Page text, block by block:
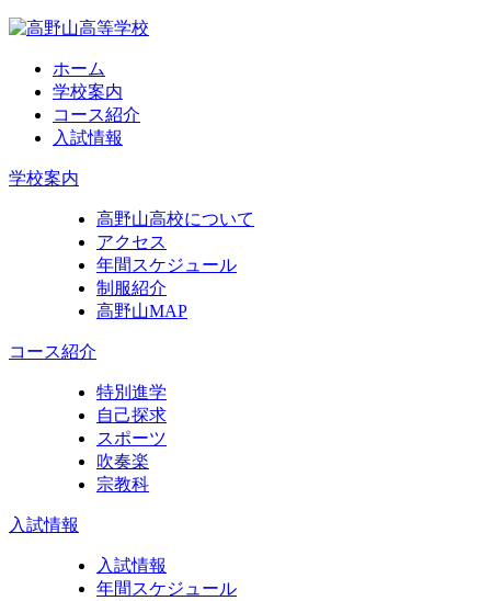
ホーム
学校案内
コース紹介
入試情報
学校案内
高野山高校について
アクセス
年間スケジュール
制服紹介
高野山MAP
コース紹介
特別進学
自己探求
スポーツ
吹奏楽
宗教科
入試情報
入試情報
年間スケジュール